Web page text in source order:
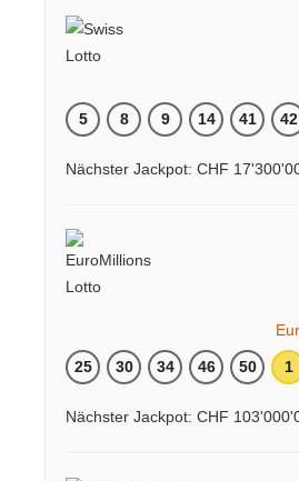
5 8 9 14 41 42
Nächster Jackpot: CHF
25 30 34 46 50 1
Nächster Jackpot: CHF